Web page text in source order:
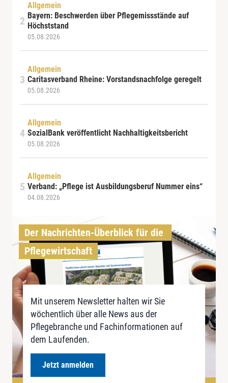
Allgemein
Bayern: Beschwerden über Pflegemissstände auf
Höchststand
05.08.2026
Allgemein
Caritasverband Rheine: Vorstandsnachfolge geregelt
05.08.2026
Allgemein
SozialBank veröffentlicht Nachhaltigkeitsbericht
05.08.2026
Allgemein
Verband: „Pflege ist Ausbildungsberuf Nummer eins“
04.08.2026
Der Nachrichten-Überblick für die
Pflegewirtschaft
Mit unserem Newsletter halten wir Sie
wöchentlich über alle News aus der
Pflegebranche und Fachinformationen auf
dem Laufenden.
Jetzt anmelden